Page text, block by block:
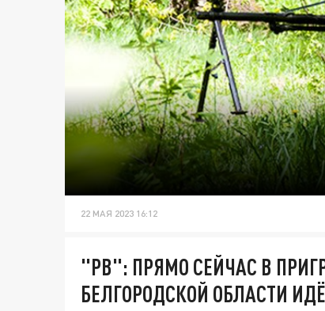
22 МАЯ 2023 16:12
"РВ": ПРЯМО СЕЙЧАС В
БЕЛГОРОДСКОЙ ОБЛАСТИ